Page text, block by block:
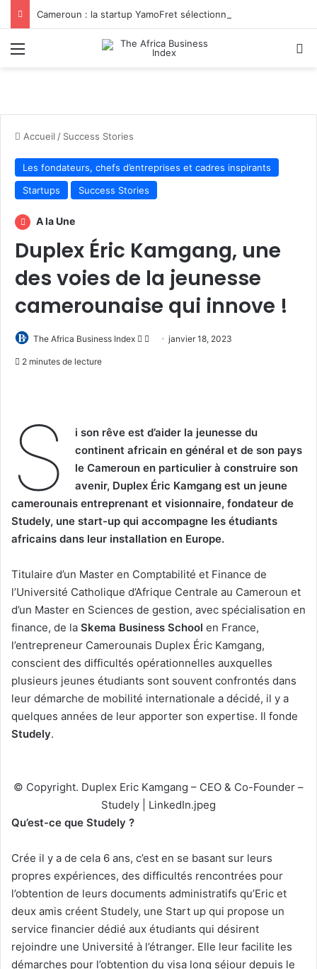
Menu
Accueil / Success Stories
Les fondateurs, chefs d’entreprises et cadres inspirants
Startups
Success Stories
A la Une
Duplex Éric Kamgang, une
des voies de la jeunesse
camerounaise qui innove !
The Africa Business Index
Follow
Envoyerjanvier 18, 2023
2 minutes de lecture
S
i son rêve est d’aider la jeunesse du
continent africain en général et de son pays
le Cameroun en particulier à construire son
avenir, Duplex Éric Kamgang est un jeune
camerounais entreprenant et visionnaire, fondateur de
Studely, une start-up qui accompagne les étudiants
africains dans leur installation en Europe.
Titulaire d’un Master en Comptabilité et Finance de
l’Université Catholique d’Afrique Centrale au Cameroun et
d’un Master en Sciences de gestion, avec spécialisation en
finance, de la Skema Business School en France,
l’entrepreneur Camerounais Duplex Éric Kamgang,
conscient des difficultés opérationnelles auxquelles
plusieurs jeunes étudiants sont souvent confrontés dans
leur démarche de mobilité internationale a décidé, il y a
quelques années de leur apporter son expertise. Il fonde
Studely.
© Copyright. Duplex Eric Kamgang – CEO & Co-Founder –
Studely | LinkedIn.jpeg
Qu’est-ce que Studely ?
Crée il y a de cela 6 ans, c’est en se basant sur leurs
propres expériences, des difficultés rencontrées pour
l’obtention de leurs documents administratifs qu’Eric et
deux amis créent Studely, une Start up qui propose un
service financier dédié aux étudiants qui désirent
rejoindre une Université à l’étranger. Elle leur facilite les
démarches pour l’obtention du visa long séjour depuis le